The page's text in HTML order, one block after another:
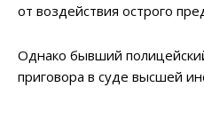
от воздействия острого
Однако бывший
приговора в суде высшей